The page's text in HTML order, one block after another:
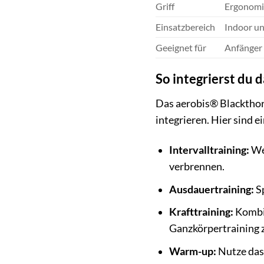
Griff
Einsatzbereich
Indoor
Geeignet für
So integrierst du
Das aerobis®
integrieren. Hier sind
Intervalltraining:
verbrennen.
Ausdauertraining:
Krafttraining:
Ganzkörpertraining
Warm-up: Nutze